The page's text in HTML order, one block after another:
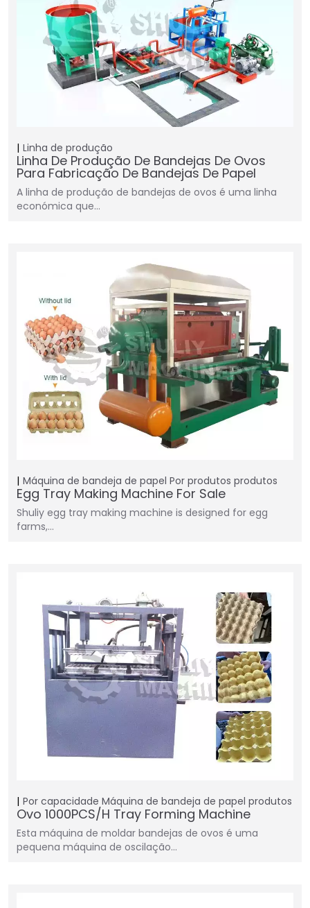
Linha de produção
Linha De Produção De Bandejas De Ovos
Para Fabricação De Bandejas De Papel
A linha de produção de bandejas de ovos é uma linha
económica que…
Máquina de bandeja de papel Por produtos produtos
Egg Tray Making Machine For Sale
Shuliy egg tray making machine is designed for egg
farms,…
Por capacidade Máquina de bandeja de papel produtos
Ovo 1000PCS/H Tray Forming Machine
Esta máquina de moldar bandejas de ovos é uma
pequena máquina de oscilação…